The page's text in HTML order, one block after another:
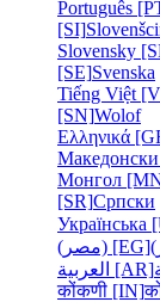
Português
[SI]
Slovensky
[SE]Svenska
Tiếng Việt
[SN]Wolof
Ελληνικά
Монгол
[SR]Српски
Українська
(مصر) [EG]
العربية [AR]
कोंकणी [IN]